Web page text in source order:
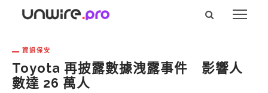
資訊保安
Toyota 再披露數據洩露事件 影響人
數達 26 萬人